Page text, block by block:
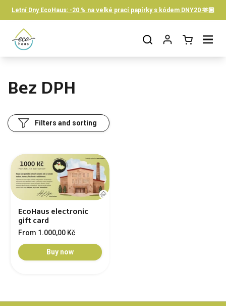
Letní Dny EcoHaus: -20 % na velké prací papírky s kódem DNY20 🫶🏼
Open cart Open menu
Bez DPH
Filters and sorting
EcoHaus electronic
gift card
From 1.000,00 Kč
Buy now